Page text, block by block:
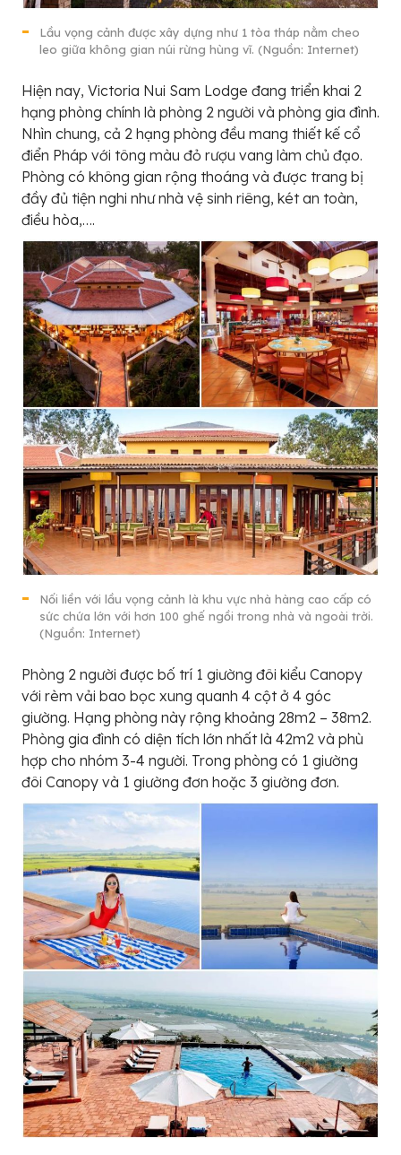
Lầu vọng cảnh được xây dựng như 1 tòa tháp nằm cheo
leo giữa không gian núi rừng hùng vĩ. (Nguồn: Internet)
Hiện nay, Victoria Nui Sam Lodge đang triển khai 2
hạng phòng chính là phòng 2 người và phòng gia đình.
Nhìn chung, cả 2 hạng phòng đều mang thiết kế cổ
điển Pháp với tông màu đỏ rượu vang làm chủ đạo.
Phòng có không gian rộng thoáng và được trang bị
đầy đủ tiện nghi như nhà vệ sinh riêng, két an toàn,
điều hòa,….
Nối liền với lầu vọng cảnh là khu vực nhà hàng cao cấp có
sức chứa lớn với hơn 100 ghế ngồi trong nhà và ngoài trời.
(Nguồn: Internet)
Phòng 2 người được bố trí 1 giường đôi kiểu Canopy
với rèm vải bao bọc xung quanh 4 cột ở 4 góc
giường. Hạng phòng này rộng khoảng 28m2 – 38m2.
Phòng gia đình có diện tích lớn nhất là 42m2 và phù
hợp cho nhóm 3-4 người. Trong phòng có 1 giường
đôi Canopy và 1 giường đơn hoặc 3 giường đơn.